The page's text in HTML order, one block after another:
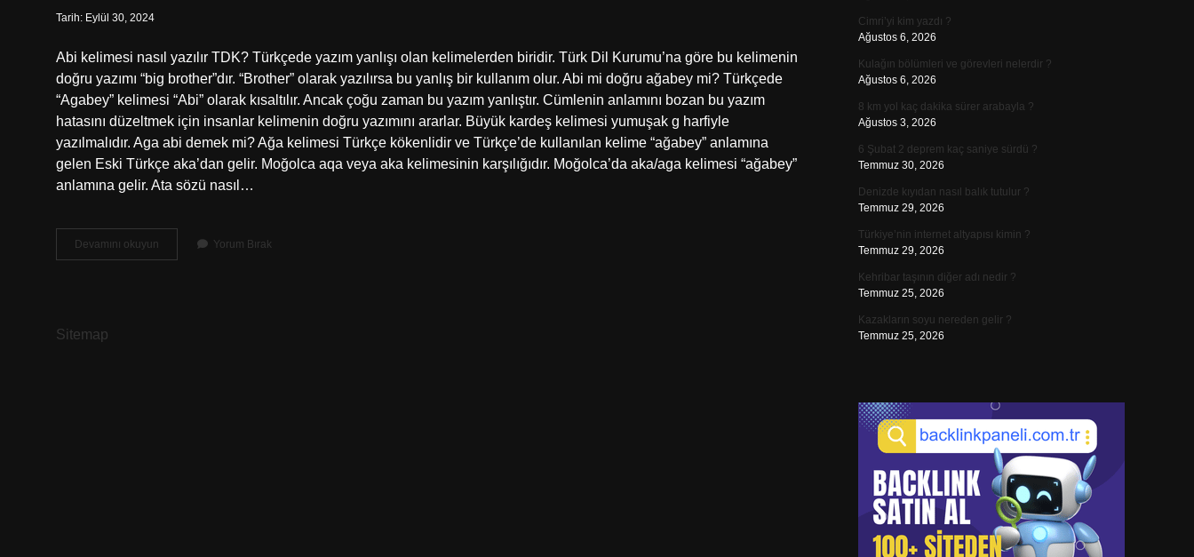
Tarih: Eylül 30, 2024
Abi kelimesi nasıl yazılır TDK? Türkçede yazım yanlışı olan kelimelerden biridir. Türk Dil Kurumu’na göre bu kelimenin
doğru yazımı “big brother”dır. “Brother” olarak yazılırsa bu yanlış bir kullanım olur. Abi mi doğru ağabey mi? Türkçede
“Agabey” kelimesi “Abi” olarak kısaltılır. Ancak çoğu zaman bu yazım yanlıştır. Cümlenin anlamını bozan bu yazım
hatasını düzeltmek için insanlar kelimenin doğru yazımını ararlar. Büyük kardeş kelimesi yumuşak g harfiyle
yazılmalıdır. Aga abi demek mi? Ağa kelimesi Türkçe kökenlidir ve Türkçe’de kullanılan kelime “ağabey” anlamına
gelen Eski Türkçe aka’dan gelir. Moğolca aqa veya aka kelimesinin karşılığıdır. Moğolca’da aka/aga kelimesi “ağabey”
anlamına gelir. Ata sözü nasıl…
Devamını okuyun
Sözü
Yorum Bırak
Sitemap
Cimri’yi kim yazdı ?
Ağustos 6, 2026
Kulağın bölümleri ve görevleri nelerdir ?
Ağustos 6, 2026
8 km yol kaç dakika sürer arabayla ?
Ağustos 3, 2026
6 Şubat 2 deprem kaç saniye sürdü ?
Temmuz 30, 2026
Denizde kıyıdan nasıl balık tutulur ?
Temmuz 29, 2026
Türkiye’nin internet altyapısı kimin ?
Temmuz 29, 2026
Kehribar taşının diğer adı nedir ?
Temmuz 25, 2026
Kazakların soyu nereden gelir ?
Temmuz 25, 2026